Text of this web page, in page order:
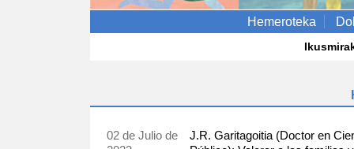
Hemeroteka
02 de Julio de
J.R. Garitagoitia (Doctor en